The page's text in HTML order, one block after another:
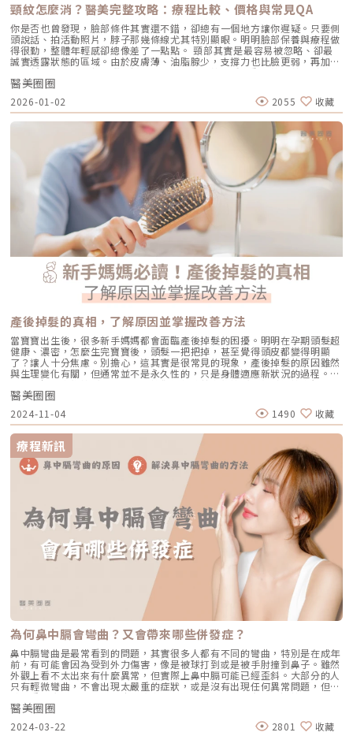
頸紋怎麼消？醫美完整攻略：療程比較、價格與常見QA
你是否也曾發現，臉部條件其實還不錯，卻總有一個地方讓你遲疑。只要側
頭說話、拍活動照片，脖子那幾條線尤其特別顯眼。明明臉部保養與療程做
得很勤，整體年輕感卻總像差了一點點。 頸部其實是最容易被忽略、卻最
誠實透露狀態的區域。由於皮膚薄、油脂腺少，支撐力也比臉更弱，再加上
長期低頭使用手機與電腦的折疊壓力，水平頸紋、垂直動態紋、甚至鬆弛型
「火雞脖」都可能提早出現。當紋路在放鬆狀態下仍清晰可見，單靠保養品
往往只能維持滋潤，卻很難真正把紋路「推回去」。 我們一次釐清：頸紋
到底是怎麼形成的、你屬於哪一種頸紋類型、不同醫美療程各自擅長改善什
麼、需要做幾次才會有感、維持期與費用怎麼評估，以及術後照護與常見
QA。頸紋為什麼會出現？不是老化而已，還有「科技脖」在作怪很多人以
為頸紋是年紀到了才會有，但臨床上越來越常見的是：年輕族群也有頸紋，
而且形成速度很快。原因在於頸部本來就屬於「先天條件比較吃虧」的部
位，皮膚更薄、油脂腺更少、保水力弱，再加上日常反覆折疊，如低頭、轉
頭、說話吞嚥，很容易把紋路「折成固定線」。更精準地說，頸紋通常不是
單一原因，而是下面幾個因素疊加的結果：1.結構老化：膠原蛋白與彈力蛋
白流失當膠原與彈力支撐慢慢減少，皮膚就像「少了彈性布料」一樣，原本
只是動作時的摺痕，會逐漸變成放鬆時也看得見的固定紋。這就是為什麼你
可能覺得「這條線以前只有低頭才有，現在平視也有」。2.姿勢習慣：科技
脖讓摺痕每天重複上千次手機、電腦、平板帶來的最大差別是，頸部長時間
維持「彎折角度」。皮膚在同一位置反覆折疊，就像紙張一直沿同一條線
折，最後那條折痕會越來越深。這類通常表現為水平頸紋，而且常見在「一
天手機不離手」的人身上。3.光老化與乾燥：頸部防曬被忽略，老化就加速
頸部常被漏擦防曬，紫外線會加速膠原分解，讓皮膚更薄、更乾、更容易出
現細紋與鬆弛。再加上頸部油脂少、保水差，乾燥時紋路會更立體，甚至妝
感、粉感也更容易卡在紋路裡。4.肌肉牽動：有些紋路不是「皮膚」的問題
有一部分頸紋屬於「動態牽動型」，尤其是垂直走向的紋路或頸闊肌緊繃造
成的線條。這類型通常在說話、用力、吞嚥時更明顯，處理策略就不會只靠
保養或單純填補，而是要把「肌肉牽動」一起納入評估。頸紋類型先分清，
療程才不會選錯很多人做頸紋療程「沒感覺」，問題往往不是療程不好，而
是一開始就選錯戰場。頸紋不是單一型態：有的來自乾燥與表層紋理、有的
是長期折疊造成的水平凹陷、有的與肌肉牽動有關，還有一種是鬆弛下垂導
致的整體老化。當你把不同原因的頸紋用同一種方式處理，結果通常就是
「花錢、很努力、但改變有限」。1.淺層細紋型：低頭或皮膚偏乾時才明顯
外觀特徵： 平視時不一定清楚，但一低頭、或皮膚乾燥時就更顯眼 常伴隨
頸部粗糙、缺乏光澤、觸感不夠細緻 紋路偏「細、密、淺」，不像凹陷那
麼深常見成因：乾燥＋光老化＋表層紋理老化（頸部油脂少、保水差）。常
見策略： 雷射／光電膚質管理：目標是改善表皮更新與真皮膠原密度，讓
紋理更平整 微針（含各類導入）：以膚質重建為主，適合想要細緻度、光
澤感的人 保濕與防曬是必要底盤：這型如果只做醫美不做保養，常容易很
快「又回來」2.中度水平頸紋型：平視也看得見的「固定線」外觀特徵： 站
著平視就能看到一到數條水平紋 低頭時更深，放鬆時仍存在 有時紋路邊緣
會有陰影，看起來像「凹」進去常見成因：長期折疊（科技脖）＋結構支撐
力下降。常見策略： 玻尿酸微量填補：針對「凹陷線」做精準平整，是這
型最常用的立即改善手段 搭配光電刺激（電波/射頻等）：因為只填補不處
理膚質與彈性，維持度通常較差；加上緊緻刺激能讓整體更自然、也更耐看
關鍵在「少量、多點、分層」：頸部皮膚薄，填補太多反而容易不自然，必
須靠醫師技術拿捏3.垂直動態紋型：說話、用力、吞嚥時更明顯外觀特徵：
紋路偏垂直或斜向 放鬆時不一定很深，但做表情、說話或用力時變明顯 常
見於「脖子看起來緊繃、線條硬」的人常見成因：肌肉牽動（例如頸闊肌）
造成的動態紋路與線條感。常見策略： 肉毒桿菌：重點是「放鬆過度牽
動」，讓動態紋路不再那麼容易被拉出來 搭配能量治療（電波/音波）：若
同時有鬆弛或膚質問題，單做肉毒可能只能改善動態，外觀仍不夠平整評估
必須更精準：因為頸部牽涉吞嚥與聲音肌群，劑量與位置需要專業醫師評估
4.鬆弛型老化：紋路之外，整體下垂更明顯外觀特徵： 不只看到紋路，整體
會覺得「頸部皮膚鬆、線條垮」 常合併下顎緣不清楚、火雞脖感、頸部輪
廓變厚 有時你以為是「紋」，其實是鬆弛造成的皮膚堆疊常見成因：皮膚
與筋膜支撐力下降，合併脂肪與組織下垂，屬於結構型老化表現。常見策
略： 電波／音波拉提（非侵入式）： 以緊緻與提升為主，改善的是整個頸
部輪廓，而非單條紋路。適合中度鬆弛、尚有彈性者。 複合式治療（微侵
入）： 若同時存在深水平頸紋，會建議「緊緻＋微量填補」一起進行，讓
結構與表面平整度同步改善。 侵入式手術評估：天鵝頸手術／頸部拉皮：
當鬆弛程度高、火雞脖明顯、下顎線幾乎消失時，非侵入式療程通常只能局
部改善，未必能達到期待效果。此時應由醫師評估是否適合進行俗稱的「天
鵝頸手術」，透過重新定位皮膚與深層筋膜，重建整個頸部線條與輪廓。天
醫美圈圈
2026-01-02 2055 收藏
產後掉髮的真相，了解原因並掌握改善方法
當寶寶出生後，很多新手媽媽都會面臨產後掉髮的困擾。明明在孕期頭髮超
健康、濃密，怎麼生完寶寶後，頭髮一把把掉，甚至覺得頭皮都變得明顯
了？讓人十分焦慮。別擔心，這其實是很常見的現象，產後掉髮的原因雖然
與生理變化有關，但通常並不是永久性的，只是身體適應新狀況的過程。今
天就來解開產後掉髮的原因，並教你如何改善產後掉髮，輕鬆對抗這個小困
擾。產後掉髮怎麼辦？深入了解背後的原因很多新手媽媽在生產後會突然發
現頭髮變得稀疏，甚至開始明顯掉落，與懷孕期間的濃密髮量形成強烈對
比。這種產後掉髮其實是由於激素變化引起的自然調整現象，不必過於擔
心，身體正在慢慢回歸平衡。1. 荷爾蒙變化是主因懷孕期間，由於體內雌激
素大量增加，頭髮會停留在成長期，讓不少媽咪感覺髮量變得特別濃密。然
而，生產後隨著雌激素快速下降，毛囊進入休止期，讓孕期未掉的頭髮開始
大量脫落，造成產後掉髮現象。這種情況通常在產後3到6個月最為明顯，但
大多數人會在一年內恢復正常，屬於自然的生理反應，無需過度擔心。2. 壓
力與疲勞也是推手生產對媽媽而言，是身心雙重的巨大挑戰。加上產後頻繁
照顧新生兒，往往休息不足、壓力增加。壓力會加速頭皮的油脂分泌並影響
毛囊健康，導致掉髮情況加劇。所以，如果你覺得頭髮越來越少，試著找時
間放鬆一下，適度休息能夠幫助身體更快恢復。3. 營養不足會讓掉髮更明顯
產後身體需要充足的營養來修復和恢復健康，但許多媽媽在照顧寶寶的同
時，往往忽略了自身的營養需求。如果缺乏足夠的鐵質、鋅、蛋白質，掉髮
情況可能會更加嚴重。因此，平時要注意飲食均衡，必要時可以諮詢醫師，
補充適合的營養素。4. 迅速回到回到原本身材曲線大多數的媽媽們，都希望
產後能迅速回到產前的身材曲線。雖然大家都希望能迅速減重，但切勿依賴
藥物或極端節食等不健康的方法來達成目標。這些方式雖然可能短期內看似
有效，但實際上卻可能對身體造成嚴重的傷害。在急速減重的過程中，體內
的營養攝取不足，可能導致頭髮無法獲得所需的養分，進而出現大量掉髮的
情況。5. 產後焦慮症無論是產前還是產後的壓力與負面情緒，都可能促使身
體釋放壓力荷爾蒙，這會加速頭髮進入休止期。此外，媽媽若長期感到緊
張，頭皮的血液循環可能受到影響，讓掉髮問題更加嚴重。許多新手媽媽的
焦慮不僅來自於對新生兒的擔心，也包括對自身狀態的焦慮。新手媽媽必
看！如何改善產後掉髮？產後掉髮是許多新手媽媽常見的煩惱，通常在生產
後幾個月開始變得明顯。雖然這是雌激素變化造成的自然現象，但有些生活
習慣、護理技巧以及醫美療程可以幫助緩解掉髮情況。讓我們一起來看看如
何有效改善產後掉髮！1.醫美生髮療程在生髮療程的初期，通常會先從生髮
水開始。如果想要獲得更明顯的效果，可以諮詢皮膚專科醫師，是否適合進
一步的進階療程。包括INDIBA英特波、PRP頭皮注射、Tixel提可塑、LLLT
生髮雷射等。-INDIBA英特波：運用電容電阻技術，透過448kHz的專屬頻
醫美圈圈
2024-11-04 1490 收藏
療程新訊
為何鼻中膈會彎曲？又會帶來哪些併發症？
鼻中膈彎曲是最常看到的問題，其實很多人都有不同的彎曲，特別是在成年
前，有可能會因為受到外力傷害，像是被球打到或是被手肘撞到鼻子。雖然
外觀上看不太出來有什麼異常，但實際上鼻中膈可能已經歪斜。大部分的人
只有輕微彎曲，不會出現太嚴重的症狀，或是沒有出現任何異常問題，但少
數嚴重者會出現鼻塞、頭痛等病徵。尤其是如果本身就有鼻子過敏，鼻塞的
情況可能會更為嚴重。長期鼻塞會影響睡眠品質，容易導致黑眼圈，甚至可
能引發睡眠呼吸中止症。究竟為何鼻中膈會彎曲呢？引起彎曲的原因是什
麼？又有哪些併發症？有解決的方法嗎？小編一一來為讀者解說。什麼是鼻
醫美圈圈
2024-03-22 2801 收藏